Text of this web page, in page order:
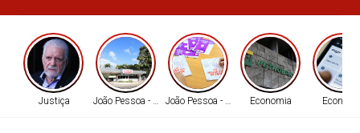
Justiça João Pessoa - PB João Pessoa - PB Economia